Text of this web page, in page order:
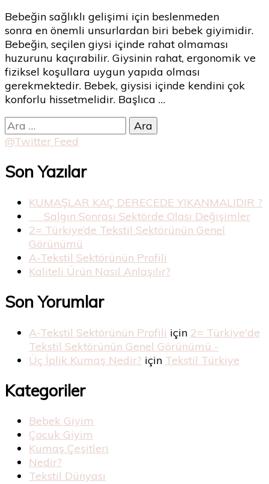
Özellikleri
için
Bebeğin sağlıklı gelişimi için beslenmeden
sonra en önemli unsurlardan biri bebek giyimidir.
Bebeğin, seçilen giysi içinde rahat olmaması
huzurunu kaçırabilir. Giysinin rahat, ergonomik ve
fiziksel koşullara uygun yapıda olması
gerekmektedir. Bebek, giysisi içinde kendini çok
konforlu hissetmelidir. Başlıca …
Arama:
@Twitter Feed
Son Yazılar
KUMAŞLAR KAÇ DERECEDE YIKANMALIDIR ?
Salgın Sonrası Sektörde Olası Değişimler
2= Türkiye’de Tekstil Sektörünün Genel
Görünümü
A-Tekstil Sektörünün Profili
Kaliteli Ürün Nasıl Anlaşılır?
Son Yorumlar
A-Tekstil Sektörünün Profili için 2= Türkiye'de
Tekstil Sektörünün Genel Görünümü -
Üç İplik Kumaş Nedir? için Tekstil Türkiye
Kategoriler
Bebek Giyim
Çocuk Giyim
Kumaş Çeşitleri
Nedir?
Tekstil Dünyası